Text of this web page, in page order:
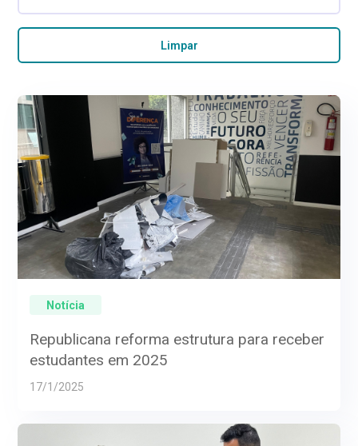
Limpar
Notícia
Republicana reforma estrutura para receber
estudantes em 2025
17/1/2025